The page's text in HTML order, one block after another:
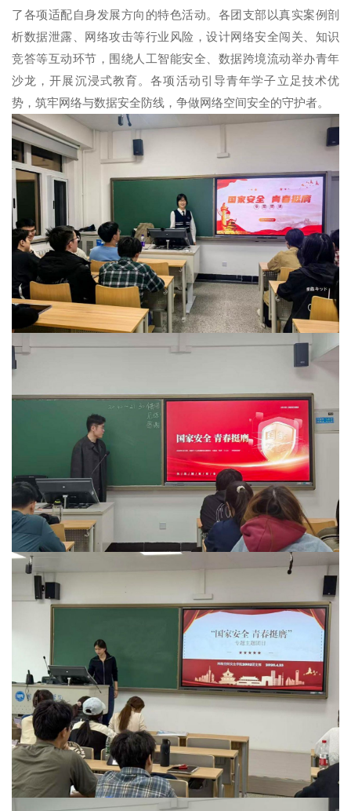
了各项适配自身发展方向的特色活动。各团支部以真实案例剖
析数据泄露、网络攻击等行业风险，设计网络安全闯关、知识
竞答等互动环节，围绕人工智能安全、数据跨境流动举办青年
沙龙，开展沉浸式教育。各项活动引导青年学子立足技术优
势，筑牢网络与数据安全防线，争做网络空间安全的守护者。